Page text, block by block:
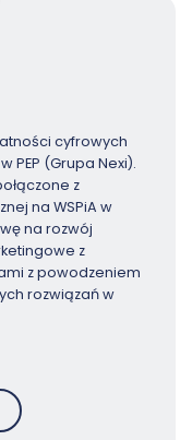
cyfrowych
PEP (Grupa Nexi).
z
na WSPiA w
na rozwój
z
z powodzeniem
rozwiązań w